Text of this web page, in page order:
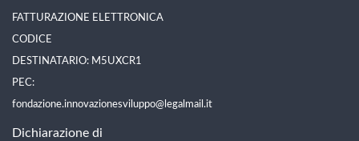
FATTURAZIONE ELETTRONICA
CODICE
DESTINATARIO: M5UXCR1
PEC:
fondazione.innovazionesviluppo@legalmail.it
Dichiarazione di